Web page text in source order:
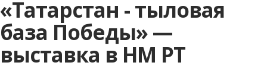
«Татарстан - тыловая
база Победы» —
выставка в НМ РТ